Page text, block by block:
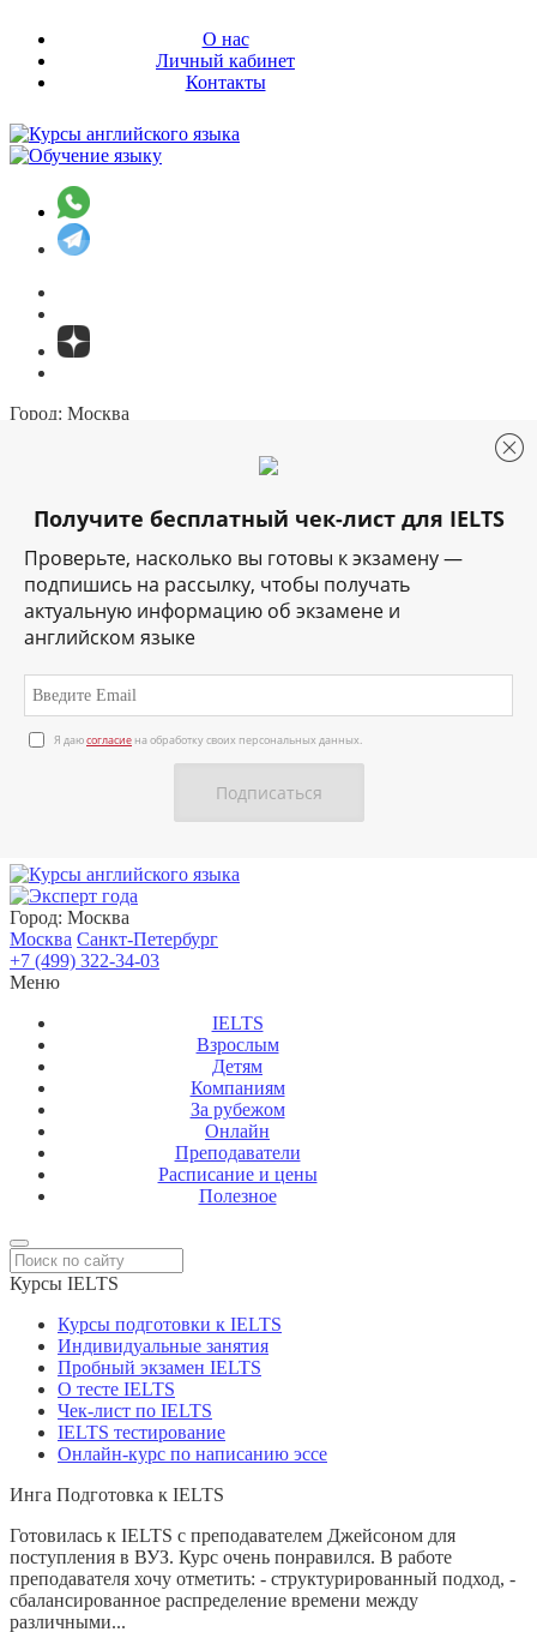
О нас
Личный кабинет
Контакты
Город: Москва
Личный кабинет
Контакты
Город: Москва
Москва Санкт-Петербург
+7 (499) 322-34-03
Меню
IELTS
Взрослым
Детям
Компаниям
За рубежом
Онлайн
Преподаватели
Расписание и цены
Полезное
Курсы IELTS
Курсы подготовки к IELTS
Индивидуальные занятия
Пробный экзамен IELTS
О тесте IELTS
Чек-лист по IELTS
IELTS тестирование
Онлайн-курс по написанию эссе
Инга Подготовка к IELTS
Готовилась к IELTS с преподавателем Джейсоном для
поступления в ВУЗ. Курс очень понравился. В работе
преподавателя хочу отметить: - структурированный подход, -
сбалансированное распределение времени между
различными...
Получите бесплатный чек-лист для IELTS
Проверьте, насколько вы готовы к экзамену —
подпишись на рассылку, чтобы получать
актуальную информацию об экзамене и
английском языке
Я даюсогласие на обработку своих персональных данных.